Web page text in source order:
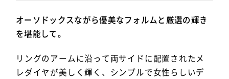
オーソドックスながら優美なフォルムと厳選の輝き
を堪能して。
リングのアームに沿って両サイドに配置されたメ
レダイヤが美しく輝く、シンプルで女性らしいデ